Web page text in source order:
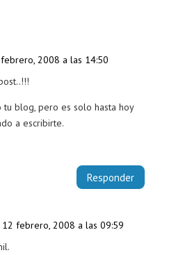
2008 a las 14:50
blog, pero es solo hasta hoy
a escribirte.
Responder
febrero, 2008 a las 09:59